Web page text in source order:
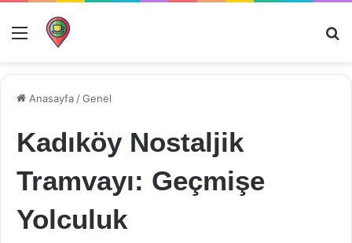
Menü
Anasayfa /Genel
Kadıköy Nostaljik
Tramvayı: Geçmişe
Yolculuk